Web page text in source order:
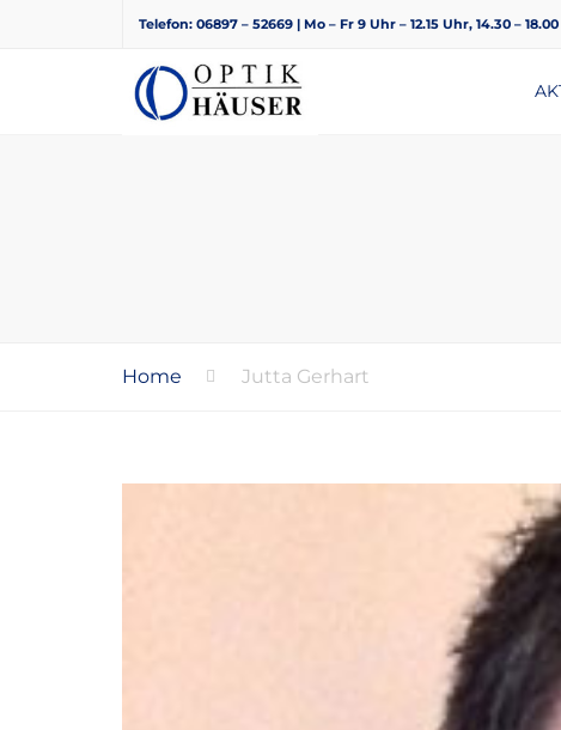
Telefon: 06897 – 52669 | Mo – Fr 9 Uhr – 12.15 Uhr, 14.30 –
Home Jutta Gerhart